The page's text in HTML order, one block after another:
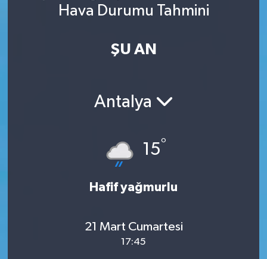
Hava Durumu Tahmini
ŞU AN
Antalya
15°
Hafif yağmurlu
21 Mart Cumartesi
17:45
Süper Lig Puan Durumu ve Fikstür